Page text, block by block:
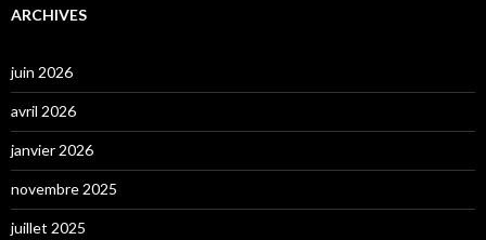
ARCHIVES
juin 2026
avril 2026
janvier 2026
novembre 2025
juillet 2025